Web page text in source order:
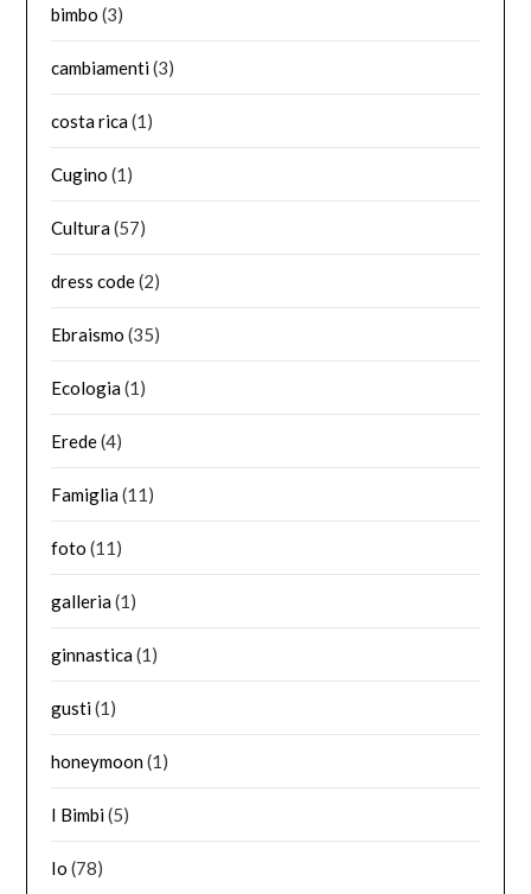
bimbo (3)
cambiamenti(3)
costa rica(1)
Cugino (1)
Cultura(57)
dress code(2)
Ebraismo (35)
Ecologia(1)
Erede(4)
Famiglia(11)
foto (11)
galleria(1)
ginnastica(1)
gusti(1)
honeymoon(1)
I Bimbi(5)
Io (78)